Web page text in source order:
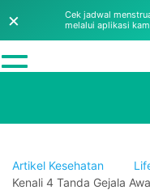
×
Cek jadwal
melalui aplikasi
Artikel Kesehatan
Kenali 4 Tanda Gejala